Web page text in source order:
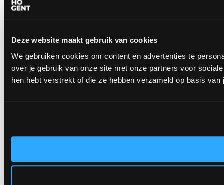
Deze website maakt gebruik van cookies
We gebruiken cookies om content en advertenties te
over je gebruik van onze site met onze partners voor
hen hebt verstrekt of die ze hebben verzameld op basis van